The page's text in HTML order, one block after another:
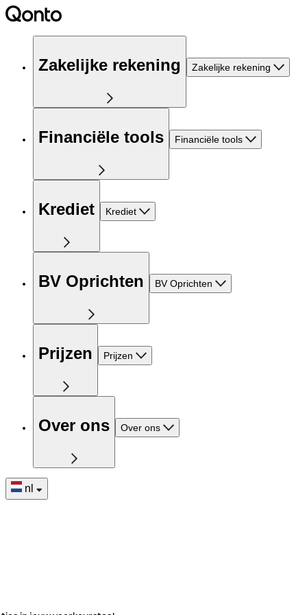
Zakelijke rekening Zakelijke rekening
Financiële tools Financiële tools
Krediet Krediet
BV Oprichten BV Oprichten
Prijzen Prijzen
Over ons Over ons
nl